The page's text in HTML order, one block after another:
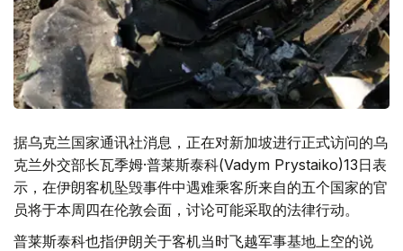
据乌克兰国家通讯社消息，正在对新加坡进行正式访问的乌
克兰外交部长瓦季姆·普莱斯泰科(Vadym Prystaiko)13日表
示，在伊朗客机坠毁事件中遇难乘客所来自的五个国家的官
员将于本周四在伦敦会面，讨论可能采取的法律行动。
普莱斯泰科也指伊朗关于客机当时飞越军事基地上空的说